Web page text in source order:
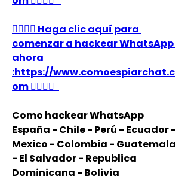
👉🏻👉🏻 Haga clic aquí para
comenzar a hackear WhatsApp
ahora
:https://www.comoespiarchat.c
om 👈🏻👈🏻
Como hackear WhatsApp
España - Chile - Perú - Ecuador -
Mexico - Colombia - Guatemala
- El Salvador - Republica
Dominicana - Bolivia